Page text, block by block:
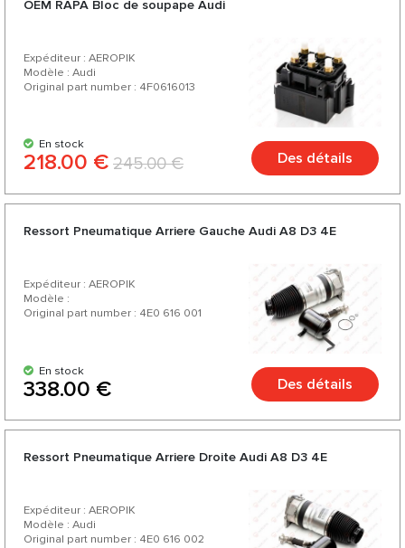
d'un excellent rapport qualité-prix, d'un assortiment riche et
d'une variété de plus de 200 produits pour votre voiture.
OEM RAPA Bloc de soupape Audi
Expéditeur : AEROPIK
Modèle : Audi
Original part number : 4F0616013
En stock
218.00 € 245.00 € Des détails
Ressort Pneumatique Arriere Gauche Audi A8 D3 4E
Expéditeur : AEROPIK
Modèle :
Original part number : 4E0 616 001
En stock
338.00 € Des détails
Ressort Pneumatique Arriere Droite Audi A8 D3 4E
Expéditeur : AEROPIK
Modèle : Audi
Original part number : 4E0 616 002